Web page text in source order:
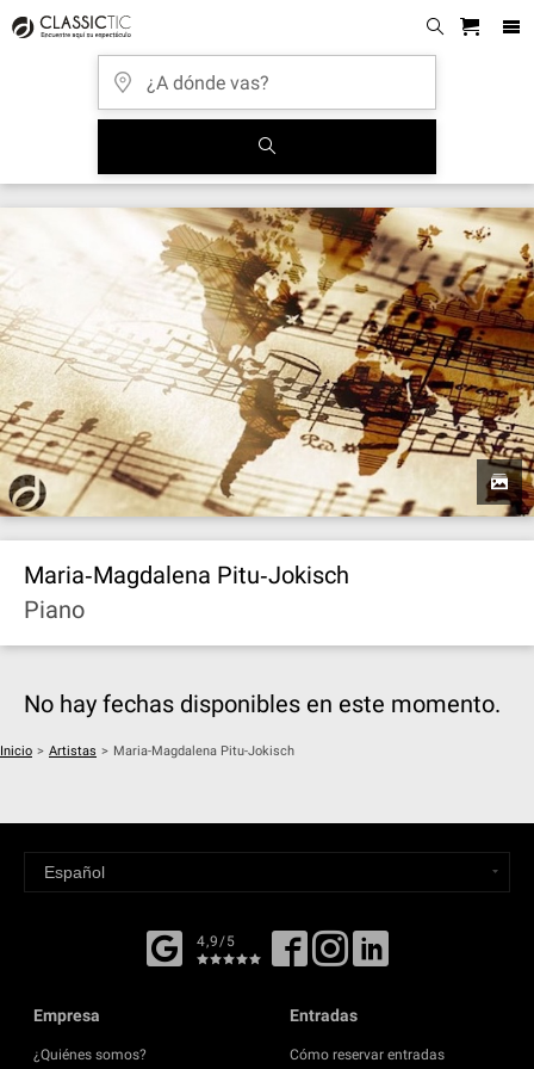
Maria‐Magdalena Pitu‐Jokisch
Piano
No hay fechas disponibles en este momento.
Inicio > Artistas > Maria-Magdalena Pitu-Jokisch
4,9/5
Empresa
¿Quiénes somos?
Entradas
Cómo reservar entradas